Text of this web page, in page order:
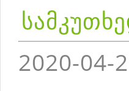
2020-04-